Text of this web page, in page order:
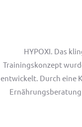
HYPOXI. Das
Trainingskonzept
entwickelt. Durch eine